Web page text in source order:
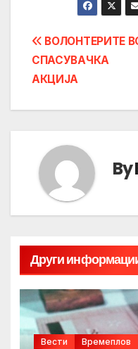
Post
navigation
ВОЛОНТЕРИТЕ
СПАСУВАЧКА
АКЦИЈА
By
Други
Вести Времеплов